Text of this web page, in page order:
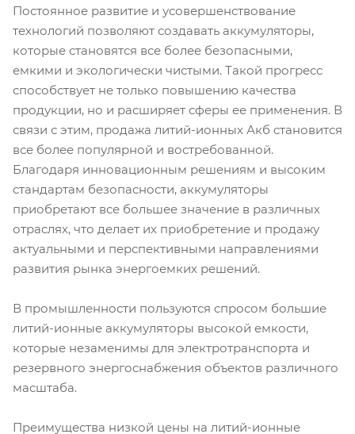
Постоянное развитие и усовершенствование
технологий позволяют создавать аккумуляторы,
которые становятся все более безопасными,
емкими и экологически чистыми. Такой прогресс
способствует не только повышению качества
продукции, но и расширяет сферы ее применения. В
связи с этим, продажа литий-ионных Акб становится
все более популярной и востребованной.
Благодаря инновационным решениям и высоким
стандартам безопасности, аккумуляторы
приобретают все большее значение в различных
отраслях, что делает их приобретение и продажу
актуальными и перспективными направлениями
развития рынка энергоемких решений.
В промышленности пользуются спросом большие
литий-ионные аккумуляторы высокой емкости,
которые незаменимы для электротранспорта и
резервного энергоснабжения объектов различного
масштаба.
Преимущества низкой цены на литий-ионные